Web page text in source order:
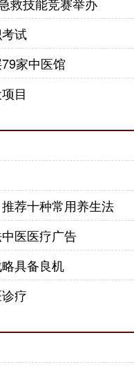
试
家中医馆
目
荐十种常用养生法
医医疗广告
具备良机
疗